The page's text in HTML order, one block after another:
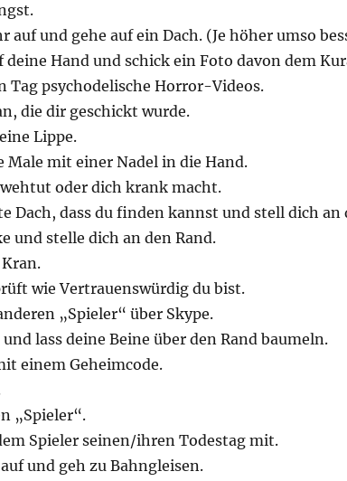
auf und gehe auf ein Dach. (Je höher umso
deine Hand und schick ein Foto davon dem
Tag psychodelische Horror-Videos.
die dir geschickt wurde.
Lippe.
Male mit einer Nadel in die Hand.
wehtut oder dich krank macht.
Dach, dass du finden kannst und stell dich an
und stelle dich an den Rand.
wie Vertrauenswürdig du bist.
„Spieler“ über Skype.
lass deine Beine über den Rand baumeln.
einem Geheimcode.
„Spieler“.
Spieler seinen/ihren Todestag mit.
und geh zu Bahngleisen.